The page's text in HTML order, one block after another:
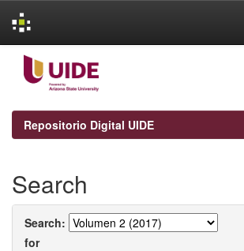
navigation
Repositorio Digital UIDE
Search
Search:
for